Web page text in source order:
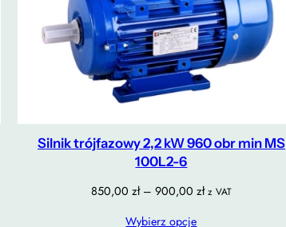
Silnik trójfazowy 2,2 kW 960 obr min MS
100L2-6
850,00 zł – 900,00 złZakres
z VAT
Wybierz opcje